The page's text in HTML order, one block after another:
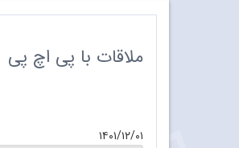
ملاقات با پی اچ پی
۱۴۰۱/۱۲/۰۱